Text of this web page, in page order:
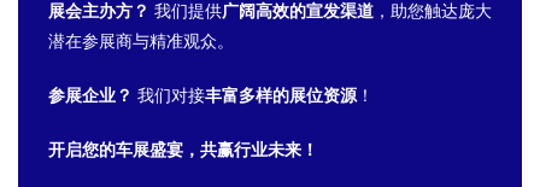
展会主办方？ 我们提供广阔高效的宣发渠道 ，助您触达庞大
潜在参展商与精准观众。
参展企业？ 我们对接丰富多样的展位资源！
开启您的车展盛宴，共赢行业未来！